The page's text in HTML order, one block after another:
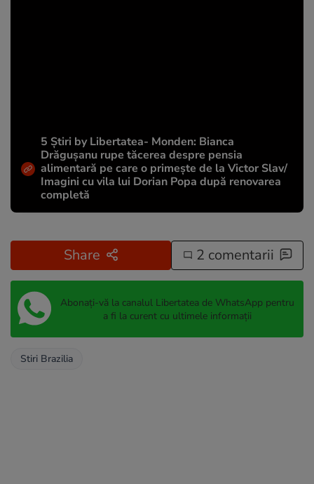
5 Știri by Libertatea- Monden: Bianca
Drăgușanu rupe tăcerea despre pensia
alimentară pe care o primește de la Victor Slav/
Imagini cu vila lui Dorian Popa după renovarea
completă
Share 2 comentarii
Abonați-vă la canalul Libertatea de WhatsApp pentru
a fi la curent cu ultimele informații
Stiri Brazilia